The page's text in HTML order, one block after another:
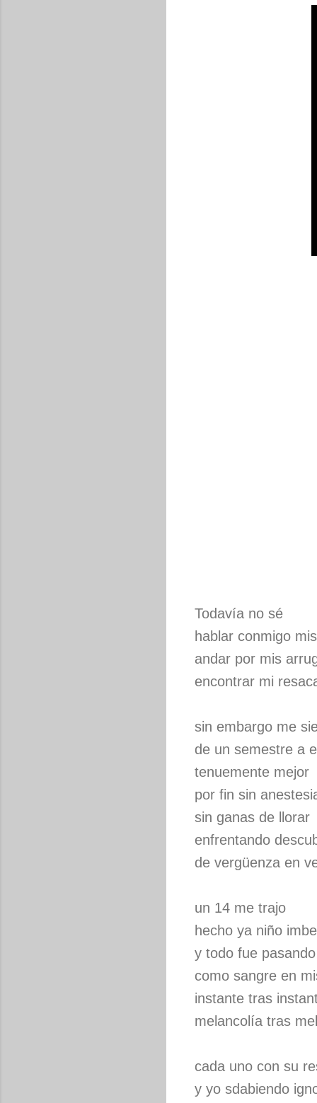
Todavía no sé
hablar conmigo
andar por mis
encontrar mi
sin embargo me
de un semestre a
tenuemente mejor
por fin sin
sin ganas de llorar
enfrentando
de vergüenza en
un 14 me trajo
hecho ya niño
y todo fue pasando
como sangre en
instante tras
melancolía tras
cada uno con su
y yo sdabiendo